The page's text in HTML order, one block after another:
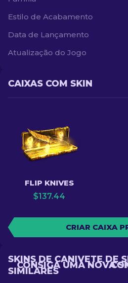
Estilo de Acabamento
Data de Lançamento
Atualização do Jogo
CAIXAS COM SKIN
FLIP KNIVES
$137.44
CRIAR CAIXA
CONSIGA UMA NOVA
SKINS DE CANIVETE DE
SIMILARES